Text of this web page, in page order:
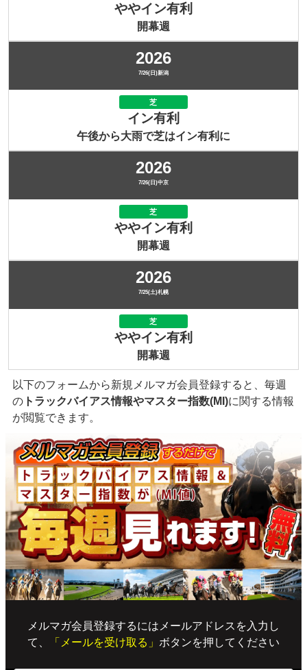
ややイン有利
開幕週
2026
7/26(日)新潟
芝
イン有利
午後から大雨で芝はイン有利に
2026
7/26(日)中京
芝
ややイン有利
開幕週
2026
7/25(土)札幌
芝
ややイン有利
開幕週
以下のフォームから新規メルマガ会員登録すると、毎週
の トラックバイアス情報やマスター指数(MI)に関する情報
が閲覧できます。
メルマガ会員登録するにはメールアドレスを入力し
て、
「メールを受け取る」 ボタンを押してください